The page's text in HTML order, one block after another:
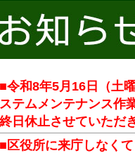
■令和8年5月16日（土
ステムメンテナンス作
終日休止させていただ
■区役所に来庁しなく